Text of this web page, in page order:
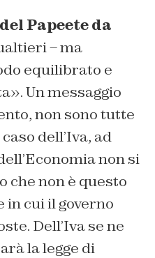
Papeete da
– ma
equilibrato e
Un messaggio
non sono tutte
dell’Iva, ad
non si
che non è questo
in cui il governo
Dell’Iva se ne
la legge di